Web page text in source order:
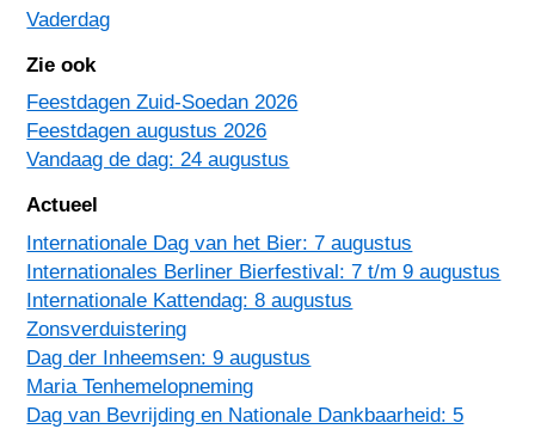
Vaderdag
Zie ook
Feestdagen Zuid-Soedan 2026
Feestdagen augustus 2026
Vandaag de dag: 24 augustus
Actueel
Internationale Dag van het Bier: 7 augustus
Internationales Berliner Bierfestival: 7 t/m 9 augustus
Internationale Kattendag: 8 augustus
Zonsverduistering
Dag der Inheemsen: 9 augustus
Maria Tenhemelopneming
Dag van Bevrijding en Nationale Dankbaarheid: 5